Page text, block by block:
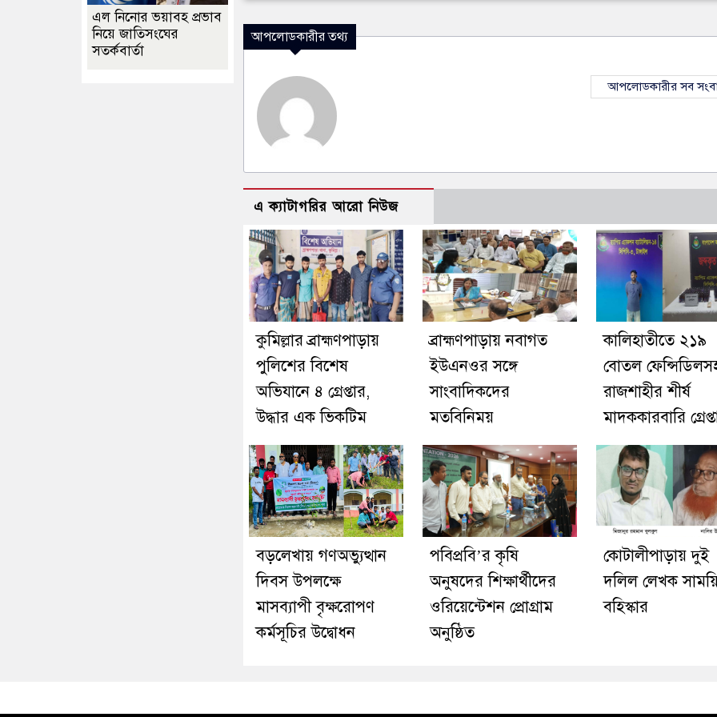
আপলোডকারীর তথ্য
আপলোডকারীর সব
এ ক্যাটাগরির আরো নিউজ
কুমিল্লার ব্রাহ্মণপাড়ায়
পুলিশের বিশেষ
অভিযানে ৪ গ্রেপ্তার,
উদ্ধার এক ভিকটিম
ব্রাহ্মণপাড়ায় নবাগত
ইউএনওর সঙ্গে
সাংবাদিকদের
মতবিনিময়
কালিহাতীতে ২১৯
বোতল
রাজশাহীর শীর্ষ
মাদককারবারি
বড়লেখায় গণঅভ্যুত্থান
দিবস উপলক্ষে
মাসব্যাপী বৃক্ষরোপণ
কর্মসূচির উদ্বোধন
পবিপ্রবি’র কৃষি
অনুষদের শিক্ষার্থীদের
ওরিয়েন্টেশন প্রোগ্রাম
অনুষ্ঠিত
কোটালীপাড়ায় দুই
দলিল লেখক
বহিস্কার
এল নিনোর ভয়াবহ প্রভাব
নিয়ে জাতিসংঘের
সতর্কবার্তা